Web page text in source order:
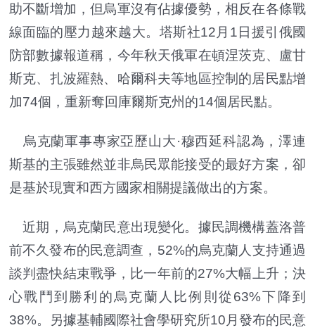
助不斷增加，但烏軍沒有佔據優勢，相反在各條戰
線面臨的壓力越來越大。塔斯社12月1日援引俄國
防部數據報道稱，今年秋天俄軍在頓涅茨克、盧甘
斯克、扎波羅熱、哈爾科夫等地區控制的居民點增
加74個，重新奪回庫爾斯克州的14個居民點。
烏克蘭軍事專家亞歷山大·穆西延科認為，澤連
斯基的主張雖然並非烏民眾能接受的最好方案，卻
是基於現實和西方國家相關提議做出的方案。
近期，烏克蘭民意出現變化。據民調機構蓋洛普
前不久發布的民意調查，52%的烏克蘭人支持通過
談判盡快結束戰爭，比一年前的27%大幅上升；決
心戰鬥到勝利的烏克蘭人比例則從63%下降到
38%。另據基輔國際社會學研究所10月發布的民意